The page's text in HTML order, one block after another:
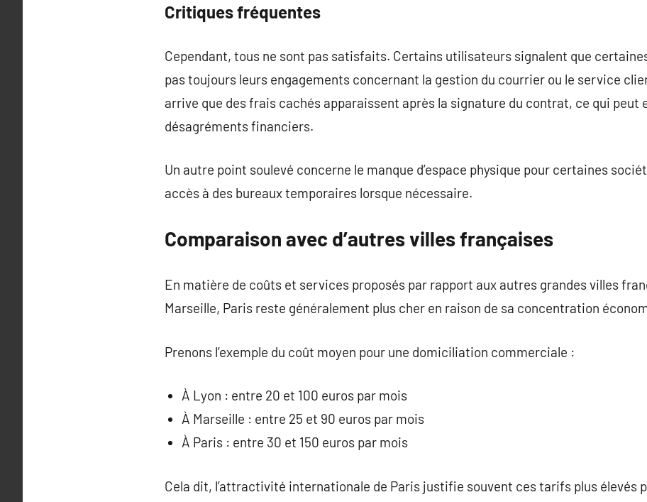
Critiques fréquentes
Cependant, tous ne sont pas satisfaits. Certains utilisateurs signalent que
pas toujours leurs engagements concernant la gestion du courrier ou le service
arrive que des frais cachés apparaissent après la signature du contrat, ce qui peut
désagréments financiers.
Un autre point soulevé concerne le manque d’espace physique pour certaines
accès à des bureaux temporaires lorsque nécessaire.
Comparaison avec d’autres villes françaises
En matière de coûts et services proposés par rapport aux autres grandes villes
Marseille, Paris reste généralement plus cher en raison de sa concentration
Prenons l’exemple du coût moyen pour une domiciliation commerciale :
À Lyon : entre 20 et 100 euros par mois
À Marseille : entre 25 et 90 euros par mois
À Paris : entre 30 et 150 euros par mois
Cela dit, l’attractivité internationale de Paris justifie souvent ces tarifs plus élevés